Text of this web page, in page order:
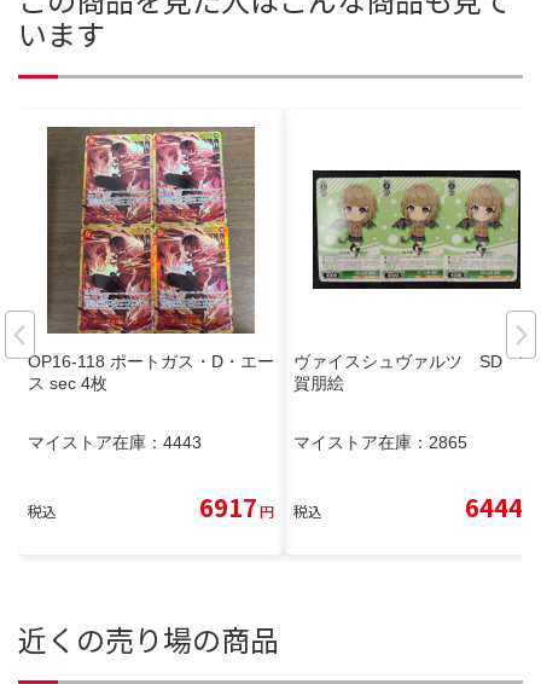
います
OP16-118 ポートガス・D・エー
ス sec 4枚
マイストア在庫： 4443
税込 6917円
ヴァイスシュヴァルツ SD 古
賀朋絵
マイストア在庫： 2865
税込 6444
近くの売り場の商品